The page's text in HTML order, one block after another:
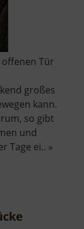
Tür
großes
kann.
so gibt
und
Tage ei.. »